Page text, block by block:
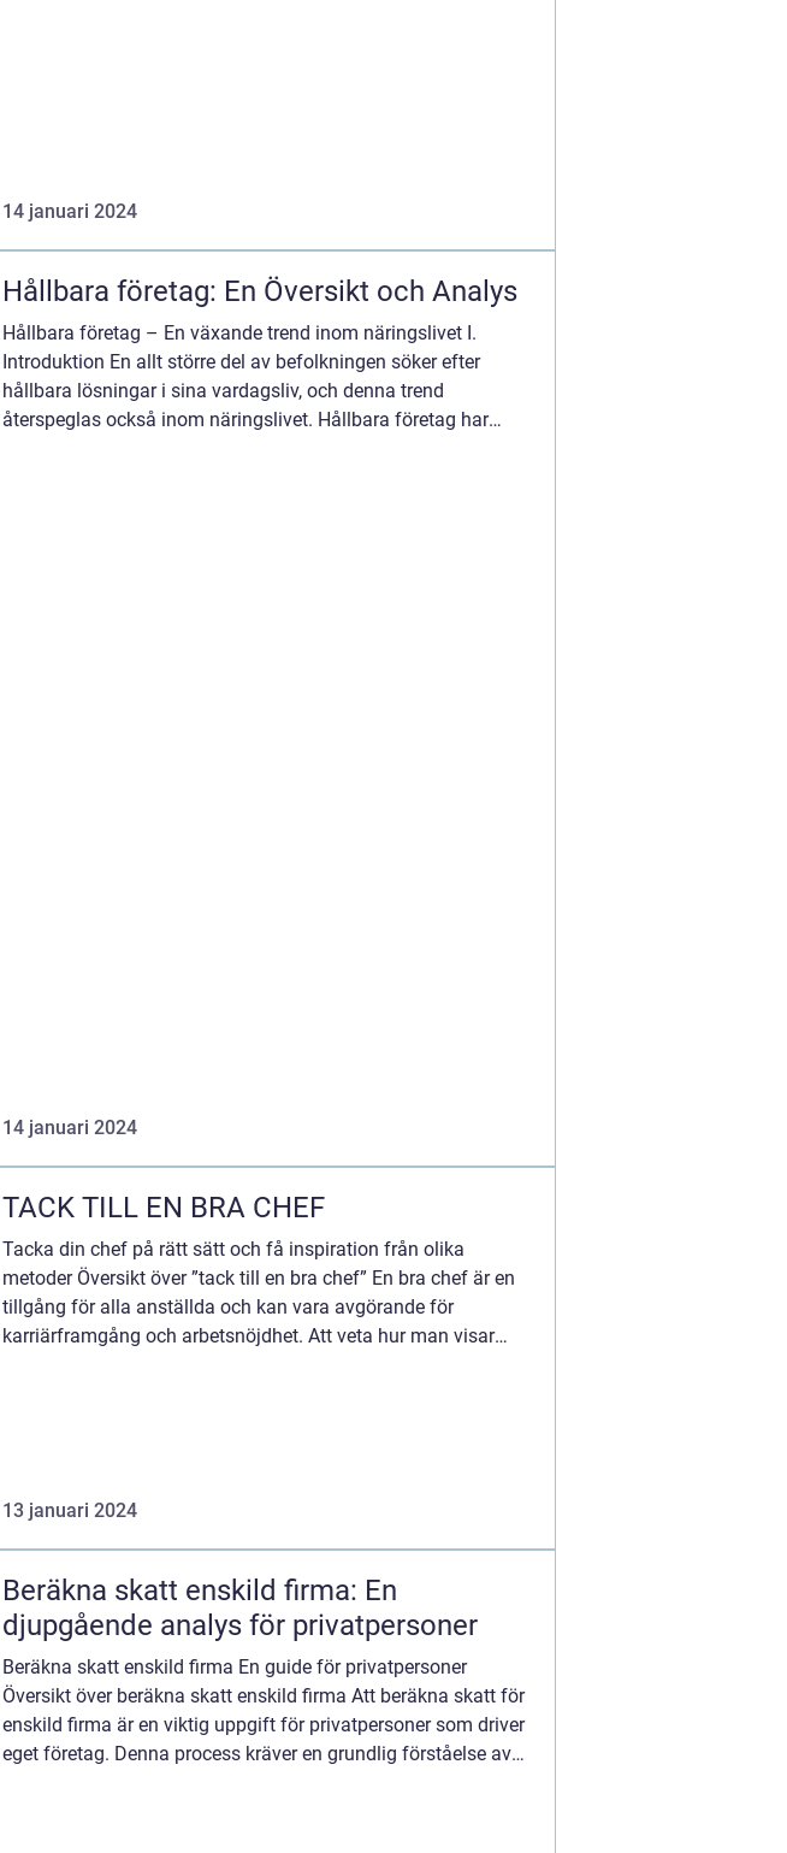
14 januari 2024
Hållbara företag: En Översikt och Analys
Hållbara företag – En växande trend inom näringslivet I.
Introduktion En allt större del av befolkningen söker efter
hållbara lösningar i sina vardagsliv, och denna trend
återspeglas också inom näringslivet. Hållbara företag har
14 januari 2024
TACK TILL EN BRA CHEF
Tacka din chef på rätt sätt och få inspiration från olika
metoder Översikt över ”tack till en bra chef” En bra chef är en
tillgång för alla anställda och kan vara avgörande för
karriärframgång och arbetsnöjdhet. Att veta hur man visar
13 januari 2024
Beräkna skatt enskild firma: En
djupgående analys för privatpersoner
Beräkna skatt enskild firma En guide för privatpersoner
Översikt över beräkna skatt enskild firma Att beräkna skatt för
enskild firma är en viktig uppgift för privatpersoner som driver
eget företag. Denna process kräver en grundlig förståelse av